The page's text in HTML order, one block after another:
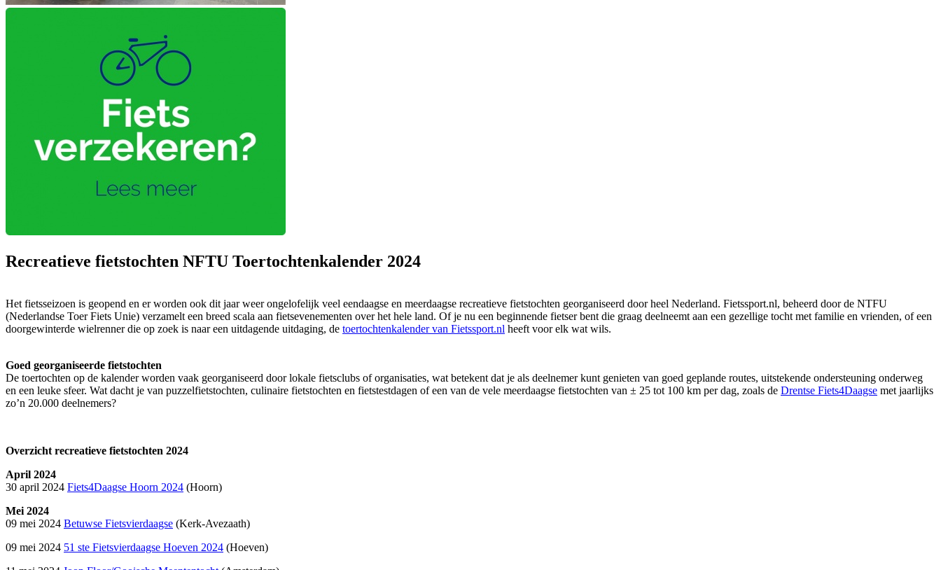
Recreatieve fietstochten NFTU Toertochtenkalender 2024
Het fietsseizoen is geopend en er worden ook dit jaar weer ongelofelijk veel eendaagse en meerdaagse recreatieve fietstochten georganiseerd door heel Nederland. Fietssport.nl, beheerd door de NTFU
(Nederlandse Toer Fiets Unie) verzamelt een breed scala aan fietsevenementen over het hele land. Of je nu een beginnende fietser bent die graag deelneemt aan een gezellige tocht met familie en vrienden, of een
doorgewinterde wielrenner die op zoek is naar een uitdagende uitdaging, de toertochtenkalender van Fietssport.nl heeft voor elk wat wils.
Goed georganiseerde fietstochten
De toertochten op de kalender worden vaak georganiseerd door lokale fietsclubs of organisaties, wat betekent dat je als deelnemer kunt genieten van goed geplande routes, uitstekende ondersteuning onderweg
en een leuke sfeer. Wat dacht je van puzzelfietstochten, culinaire fietstochten en fietstestdagen of een van de vele meerdaagse fietstochten van ± 25 tot 100 km per dag, zoals de Drentse Fiets4Daagse met jaarlijks
zo’n 20.000 deelnemers?
Overzicht recreatieve fietstochten 2024
April 2024
30 april 2024 Fiets4Daagse Hoorn 2024 (Hoorn)
Mei 2024
09 mei 2024 Betuwse Fietsvierdaagse (Kerk-Avezaath)
09 mei 2024 51 ste Fietsvierdaagse Hoeven 2024 (Hoeven)